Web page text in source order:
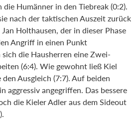
Humänner in den Tiebreak (0:2).
nach der taktischen Auszeit zurück
Holthausen, der in dieser Phase
Angriff in einen Punkt
die Hausherren eine Zwei-
(6:4). Wie gewohnt ließ Kiel
Ausgleich (7:7). Auf beiden
aggressiv angegriffen. Das bessere
die Kieler Adler aus dem Sideout